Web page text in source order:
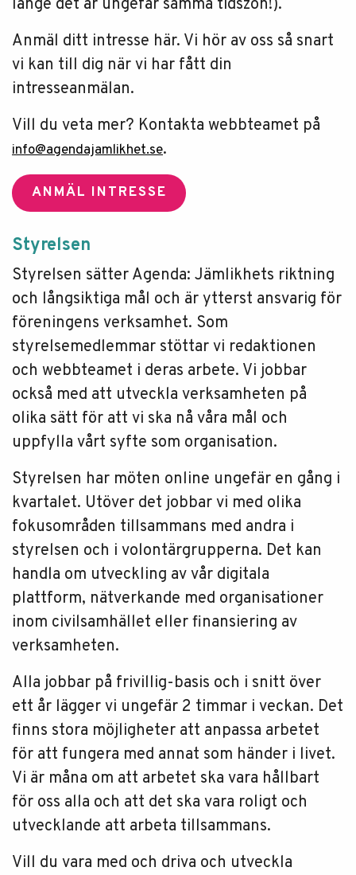
länge det är ungefär samma tidszon!).
Anmäl ditt intresse här. Vi hör av oss så snart
vi kan till dig när vi har fått din
intresseanmälan.
Vill du veta mer? Kontakta webbteamet på
info@agendajamlikhet.se.
ANMÄL INTRESSE
Styrelsen
Styrelsen sätter Agenda: Jämlikhets riktning
och långsiktiga mål och är ytterst ansvarig för
föreningens verksamhet. Som
styrelsemedlemmar stöttar vi redaktionen
och webbteamet i deras arbete. Vi jobbar
också med att utveckla verksamheten på
olika sätt för att vi ska nå våra mål och
uppfylla vårt syfte som organisation.
Styrelsen har möten online ungefär en gång i
kvartalet. Utöver det jobbar vi med olika
fokusområden tillsammans med andra i
styrelsen och i volontärgrupperna. Det kan
handla om utveckling av vår digitala
plattform, nätverkande med organisationer
inom civilsamhället eller finansiering av
verksamheten.
Alla jobbar på frivillig-basis och i snitt över
ett år lägger vi ungefär 2 timmar i veckan. Det
finns stora möjligheter att anpassa arbetet
för att fungera med annat som händer i livet.
Vi är måna om att arbetet ska vara hållbart
för oss alla och att det ska vara roligt och
utvecklande att arbeta tillsammans.
Vill du vara med och driva och utveckla